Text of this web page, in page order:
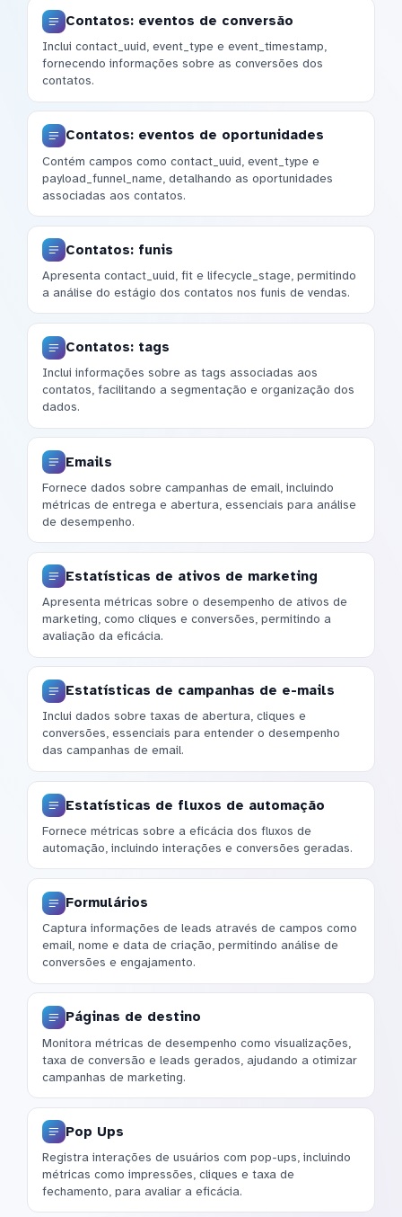
Contatos: eventos de conversão
Inclui contact_uuid, event_type e event_timestamp,
fornecendo informações sobre as conversões dos
contatos.
Contatos: eventos de oportunidades
Contém campos como contact_uuid, event_type e
payload_funnel_name, detalhando as oportunidades
associadas aos contatos.
Contatos: funis
Apresenta contact_uuid, fit e lifecycle_stage, permitindo
a análise do estágio dos contatos nos funis de vendas.
Contatos: tags
Inclui informações sobre as tags associadas aos
contatos, facilitando a segmentação e organização dos
dados.
Emails
Fornece dados sobre campanhas de email, incluindo
métricas de entrega e abertura, essenciais para análise
de desempenho.
Estatísticas de ativos de marketing
Apresenta métricas sobre o desempenho de ativos de
marketing, como cliques e conversões, permitindo a
avaliação da eficácia.
Estatísticas de campanhas de e-mails
Inclui dados sobre taxas de abertura, cliques e
conversões, essenciais para entender o desempenho
das campanhas de email.
Estatísticas de fluxos de automação
Fornece métricas sobre a eficácia dos fluxos de
automação, incluindo interações e conversões geradas.
Formulários
Captura informações de leads através de campos como
email, nome e data de criação, permitindo análise de
conversões e engajamento.
Páginas de destino
Monitora métricas de desempenho como visualizações,
taxa de conversão e leads gerados, ajudando a otimizar
campanhas de marketing.
Pop Ups
Registra interações de usuários com pop-ups, incluindo
métricas como impressões, cliques e taxa de
fechamento, para avaliar a eficácia.